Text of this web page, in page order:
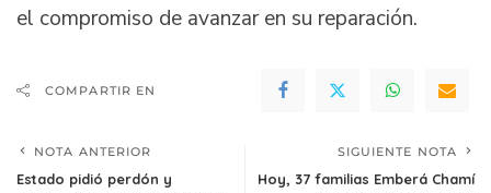
el compromiso de avanzar en su reparación.
COMPARTIR EN
NOTA ANTERIOR
Estado pidió perdón y
SIGUIENTE NOTA
Hoy, 37 familias Emberá Chamí